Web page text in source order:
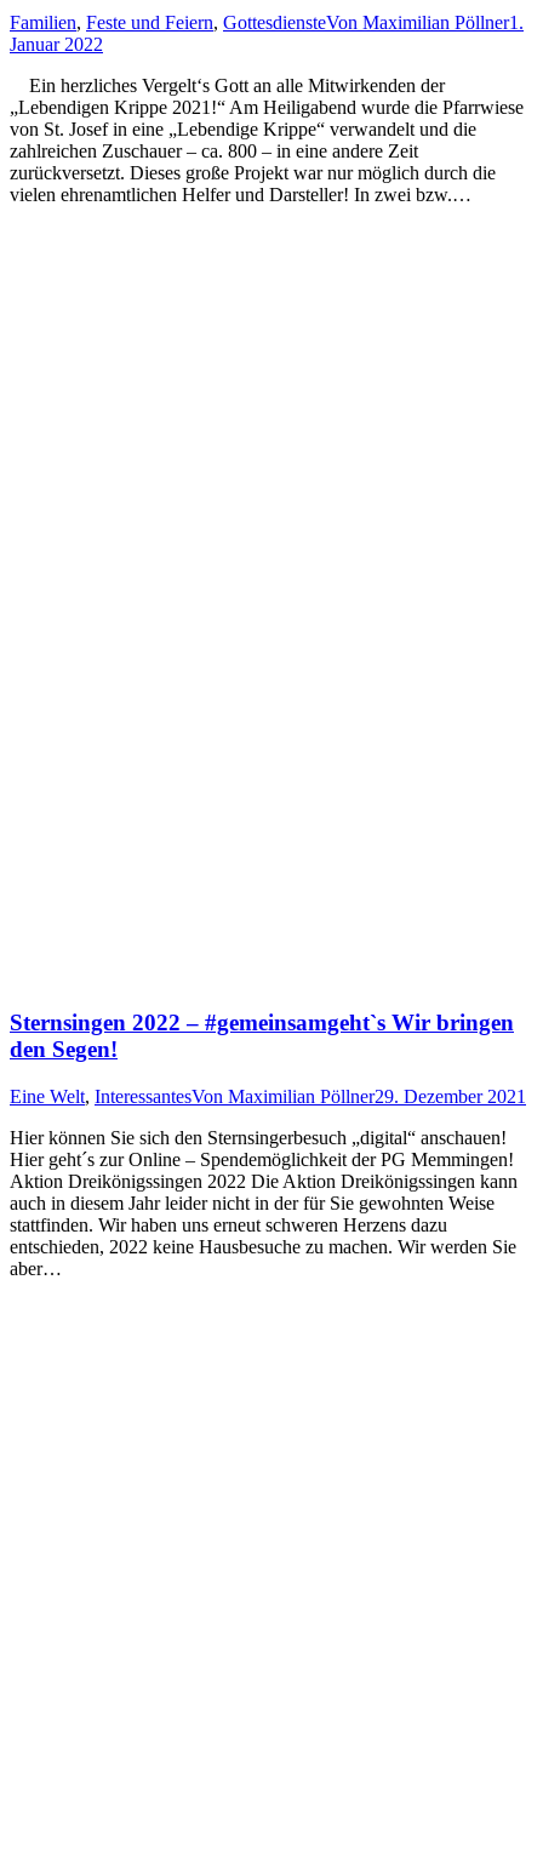
Familien, Feste und Feiern, GottesdiensteVon Maximilian Pöllner1.
Januar 2022
Ein herzliches Vergelt‘s Gott an alle Mitwirkenden der
„Lebendigen Krippe 2021!“ Am Heiligabend wurde die Pfarrwiese
von St. Josef in eine „Lebendige Krippe“ verwandelt und die
zahlreichen Zuschauer – ca. 800 – in eine andere Zeit
zurückversetzt. Dieses große Projekt war nur möglich durch die
vielen ehrenamtlichen Helfer und Darsteller! In zwei bzw.…
Sternsingen 2022 – #gemeinsamgeht`s Wir bringen
den Segen!
Eine Welt, InteressantesVon Maximilian Pöllner29. Dezember 2021
Hier können Sie sich den Sternsingerbesuch „digital“ anschauen!
Hier geht´s zur Online – Spendemöglichkeit der PG Memmingen!
Aktion Dreikönigssingen 2022 Die Aktion Dreikönigssingen kann
auch in diesem Jahr leider nicht in der für Sie gewohnten Weise
stattfinden. Wir haben uns erneut schweren Herzens dazu
entschieden, 2022 keine Hausbesuche zu machen. Wir werden Sie
aber…